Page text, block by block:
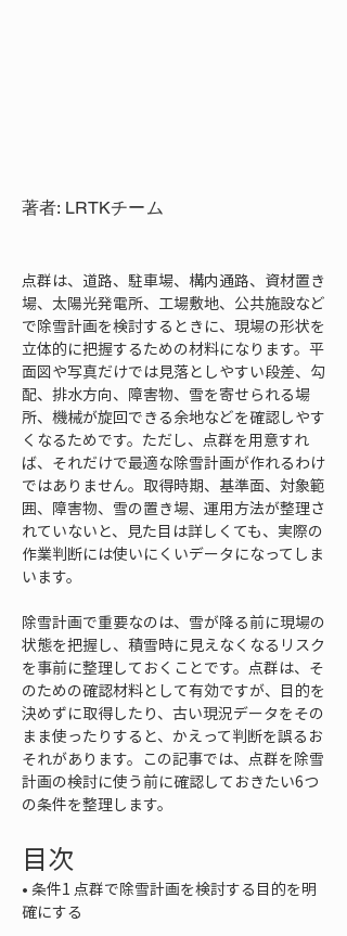
著者: LRTKチーム
点群は、道路、駐車場、構内通路、資材置き
場、太陽光発電所、工場敷地、公共施設など
で除雪計画を検討するときに、現場の形状を
立体的に把握するための材料になります。平
面図や写真だけでは見落としやすい段差、勾
配、排水方向、障害物、雪を寄せられる場
所、機械が旋回できる余地などを確認しやす
くなるためです。ただし、点群を用意すれ
ば、それだけで最適な除雪計画が作れるわけ
ではありません。取得時期、基準面、対象範
囲、障害物、雪の置き場、運用方法が整理さ
れていないと、見た目は詳しくても、実際の
作業判断には使いにくいデータになってしま
います。
除雪計画で重要なのは、雪が降る前に現場の
状態を把握し、積雪時に見えなくなるリスク
を事前に整理しておくことです。点群は、そ
のための確認材料として有効ですが、目的を
決めずに取得したり、古い現況データをその
まま使ったりすると、かえって判断を誤るお
それがあります。この記事では、点群を除雪
計画の検討に使う前に確認しておきたい6つ
の条件を整理します。
目次
• 条件1 点群で除雪計画を検討する目的を明